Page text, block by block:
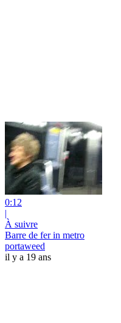
0:12
|
À suivre
Barre de fer in metro
portaweed
il y a 19 ans